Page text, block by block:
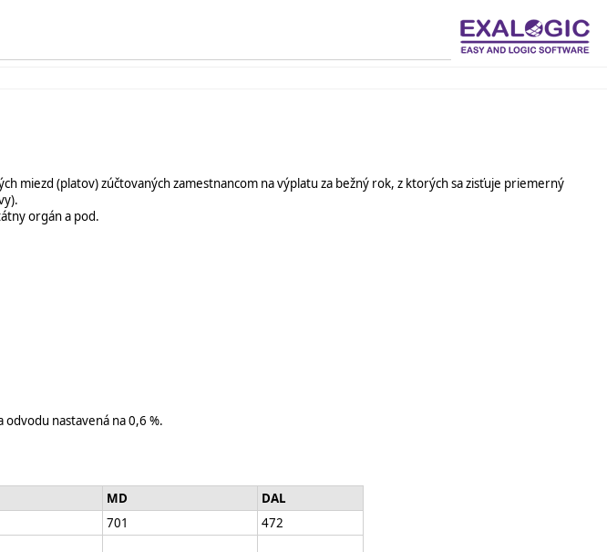
miezd (platov) zúčtovaných zamestnancom na výplatu za bežný rok, z ktorých sa zisťuje priemerný
orgán a pod.
odvodu nastavená na 0,6 %.
MD
DAL
701
472